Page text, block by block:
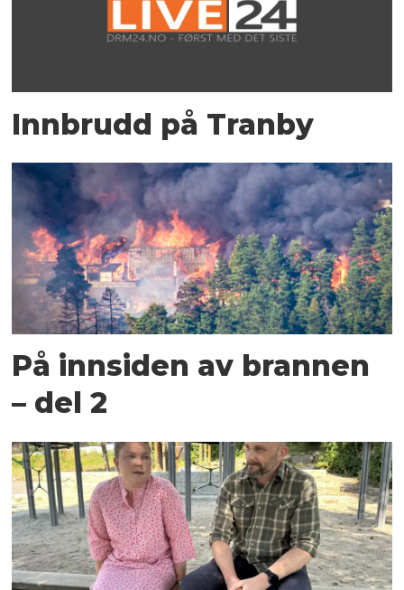
Innbrudd på Tranby
På innsiden av brannen
– del 2